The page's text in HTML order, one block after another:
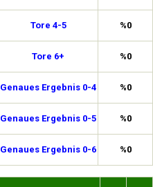
Tore 4-5 %0
Tore 6+ %0
Genaues Ergebnis 0-4 %0
Genaues Ergebnis 0-5 %0
Genaues Ergebnis 0-6 %0